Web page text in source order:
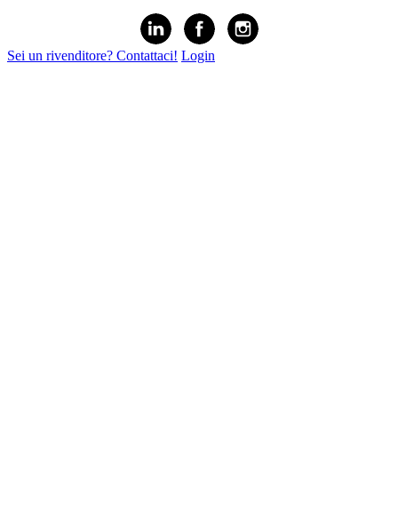
Sei un rivenditore? Contattaci! Login